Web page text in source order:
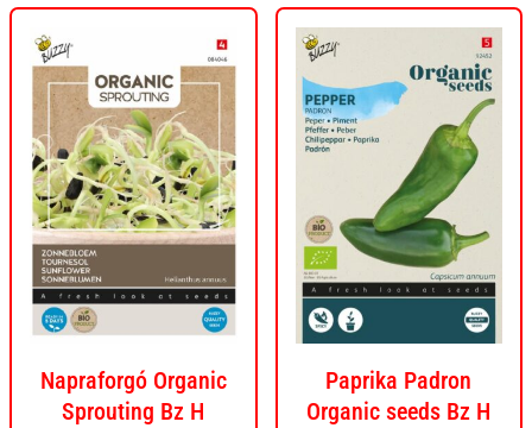
Napraforgó Organic
Sprouting Bz H
Paprika Padron
Organic seeds Bz H